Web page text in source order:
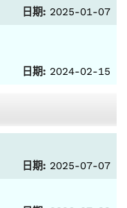
日期: 2025-01-07
日期: 2024-02-15
日期: 2025-07-07